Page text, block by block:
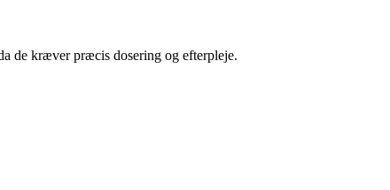
de kræver præcis dosering og efterpleje.